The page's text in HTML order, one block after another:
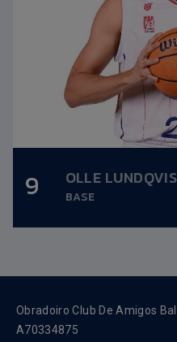
9 OLLE
BASE
Altura: 1,99m.
Data nacemento:
Obradoiro Club De Amigos
A70334875